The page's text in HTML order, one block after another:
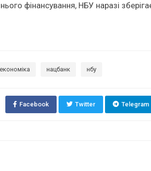
фінансування, НБУ наразі
економіка нацбанк нбу
Facebook Twitter Telegram